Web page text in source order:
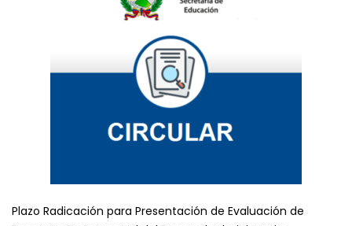
Plazo Radicación para Presentación de Evaluación de